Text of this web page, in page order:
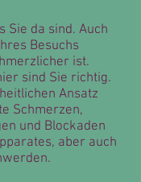
Sie da sind. Auch
Besuchs
ist.
sind Sie richtig.
Ansatz
Schmerzen,
und Blockaden
aber auch